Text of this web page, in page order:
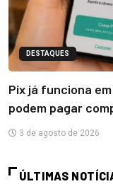
DESTAQUES
Pix já funciona
podem pagar
3 de agosto de 2026
ÚLTIMAS